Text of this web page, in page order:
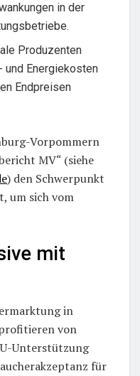
in der
Produzenten
und Energiekosten
Endpreisen
Vorpommern
MV“ (siehe
) den Schwerpunkt
um sich vom
mit
in
von
Unterstützung
für